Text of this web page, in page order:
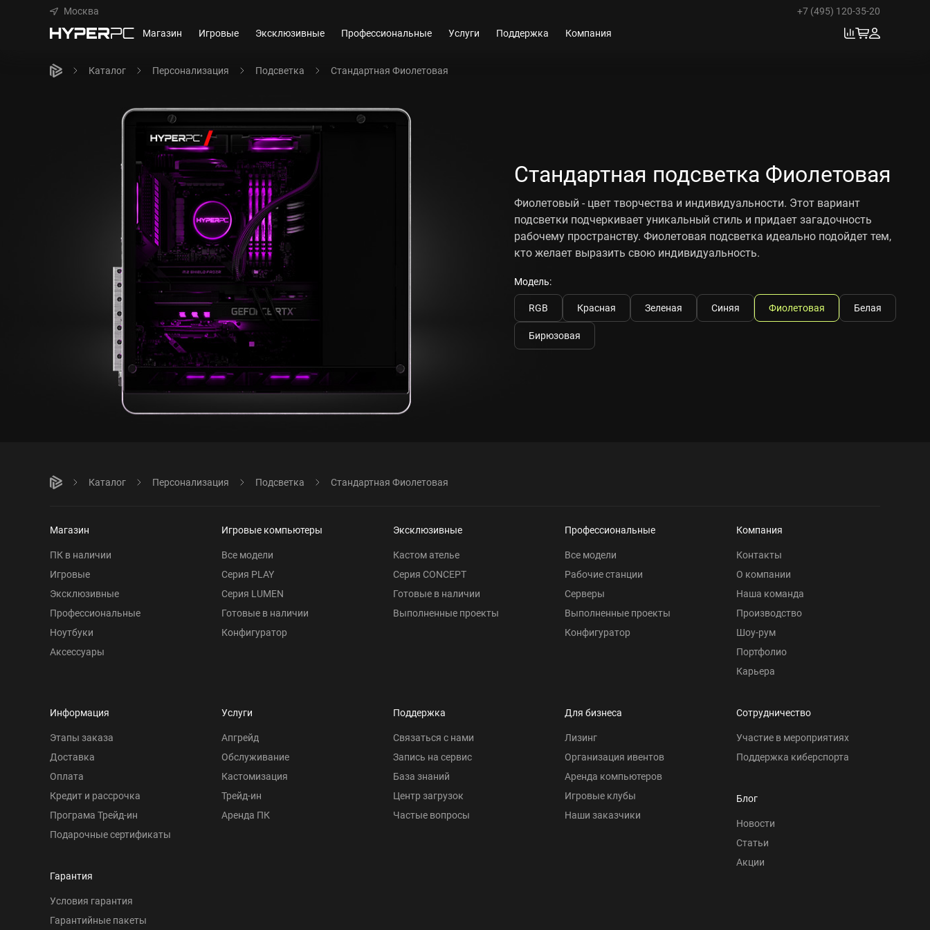
Москва
+7 (495) 120-35-20
Магазин
Игровые Эксклюзивные Профессиональные Услуги Поддержка Компания
Каталог Персонализация Подсветка Стандартная Фиолетовая
Стандартная подсветка Фиолетовая
Фиолетовый - цвет творчества и индивидуальности. Этот вариант
подсветки подчеркивает уникальный стиль и придает загадочность
рабочему пространству. Фиолетовая подсветка идеально подойдет тем,
кто желает выразить свою индивидуальность.
Модель:
RGB
Красная Зеленая Синяя Фиолетовая Белая
Бирюзовая
Каталог Персонализация Подсветка Стандартная Фиолетовая
Магазин
ПК в наличии
Игровые
Эксклюзивные
Профессиональные
Ноутбуки
Аксессуары
Игровые компьютеры
Все модели
Серия PLAY
Серия LUMEN
Готовые в наличии
Конфигуратор
Эксклюзивные
Кастом ателье
Серия CONCEPT
Готовые в наличии
Выполненные проекты
Профессиональные
Все модели
Рабочие станции
Серверы
Выполненные проекты
Конфигуратор
Компания
Контакты
О компании
Наша команда
Производство
Шоу-рум
Портфолио
Карьера
Информация
Этапы заказа
Доставка
Оплата
Кредит и рассрочка
Програма Трейд-ин
Подарочные сертификаты
Гарантия
Условия гарантия
Гарантийные пакеты
Услуги
Апгрейд
Обслуживание
Кастомизация
Трейд-ин
Аренда ПК
Поддержка
Связаться с нами
Запись на сервис
База знаний
Центр загрузок
Частые вопросы
Для бизнеса
Лизинг
Организация ивентов
Аренда компьютеров
Игровые клубы
Наши заказчики
Сотрудничество
Участие в мероприятиях
Поддержка киберспорта
Блог
Новости
Статьи
Акции